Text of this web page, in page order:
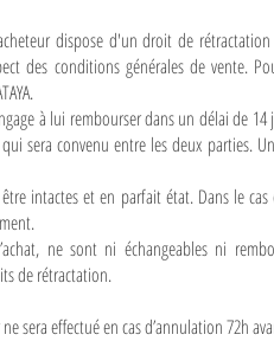
dispose d'un droit de
des conditions générales de vente.
à lui rembourser dans un délai de
sera convenu entre les deux parties.
intactes et en parfait état. Dans le
ne sont ni échangeables ni
de rétractation.
sera effectué en cas d’annulation 72h